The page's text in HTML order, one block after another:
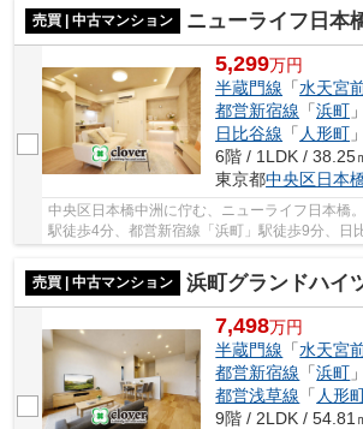
売買 | 中古マンション ニューライフ日本
5,299万円
半蔵門線 「水天宮
都営新宿線 「浜町
日比谷線 「 人形町
6階 / 1LDK / 38.25
東京都中央区日本
中央区日本橋中洲に佇む、ニューライフ日本橋
駅徒歩4分、都営新宿線「浜町」駅徒歩9分、日
10分。1982年築、SRC・S造12階建て総戸数71
売買 | 中古マンション
浜町グランドハイ
7,498万円
半蔵門線 「水天宮
都営新宿線 「浜町
都営浅草線 「 人形
9階 / 2LDK / 54.81